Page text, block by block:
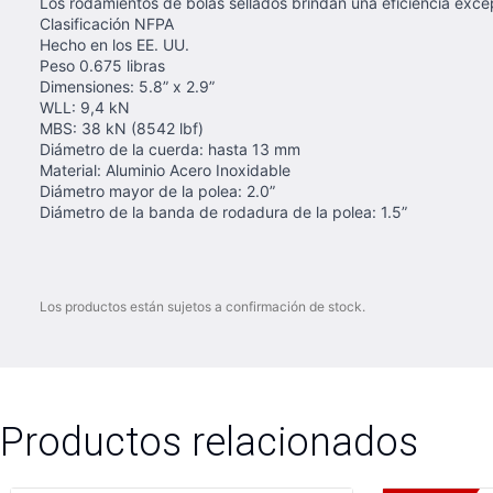
Clasificación NFPA
Hecho en los EE. UU.
Peso 0.675 libras
Dimensiones: 5.8” x 2.9”
WLL: 9,4 kN
MBS: 38 kN (8542 lbf)
Diámetro de la cuerda: hasta 13 mm
Material: Aluminio Acero Inoxidable
Diámetro mayor de la polea: 2.0”
Diámetro de la banda de rodadura de la polea: 1.5”
Los productos están sujetos a confirmación de stock.
Productos relacionados